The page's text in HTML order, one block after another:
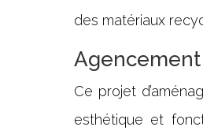
des matériaux
Ce projet
esthétique et